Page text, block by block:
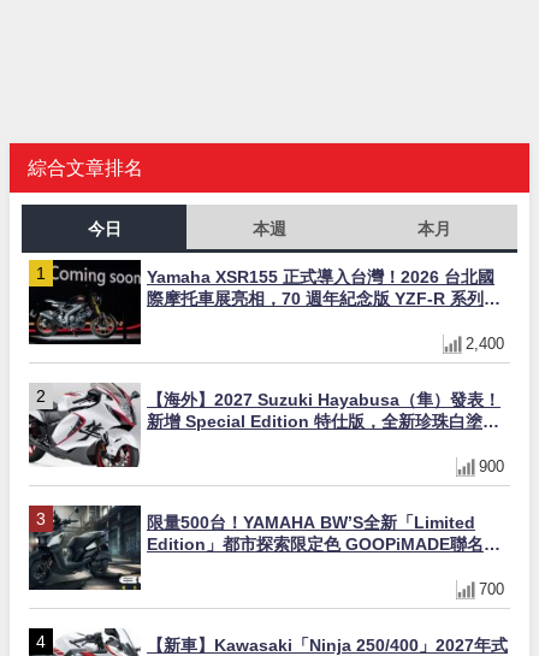
綜合文章排名
今日 本週 本月
Yamaha XSR155 正式導入台灣！2026 台北國
際摩托車展亮相，70 週年紀念版 YZF-R 系列限
2,400
【海外】2027 Suzuki Hayabusa（隼）發表！
新增 Special Edition 特仕版，全新珍珠白塗裝
900
限量500台！YAMAHA BW’S全新「Limited
Edition」都市探索限定色 GOOPiMADE聯名包
700
【新車】Kawasaki「Ninja 250/400」2027年式